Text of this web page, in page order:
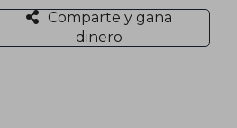
Comparte y gana
dinero